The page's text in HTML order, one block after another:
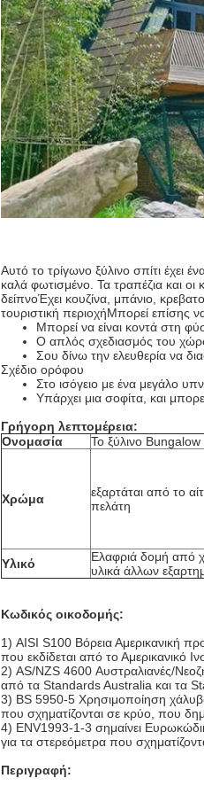
Αυτό το τρίγωνο ξύλινο σπίτι έχει
καλά φωτισμένο. Τα τραπέζια και οι
δείπνοΈχει κουζίνα, μπάνιο,
τουριστική περιοχήΜπορεί επίσης να
Μπορεί να είναι κοντά στη
Ο απλός σχεδιασμός του
Σου δίνω την ελευθερία να
Σχέδιο ορόφου
Στο ισόγειο με ένα μεγάλο
Υπάρχει μια σοφίτα, και
Γρήγορη λεπτομέρεια:
Ονομασία
Το ξύλινο
Χρώμα
εξαρτάται από το
πελάτη
Υλικό
Ελαφριά δομή από
υλικά άλλων
Κωδικός οικοδομής:
1) AISI S100 Βόρεια Αμερικανική
που εκδίδεται από το Αμερικανικό
2) AS/NZS 4600 Αυστραλιανές/
από τα Standards Australia και τα
3) BS 5950-5 Χρησιμοποίηση
που σχηματίζονται σε κρύο, που
4) ENV1993-1-3 σημαίνει
για τα στερεόμετρα που
Περιγραφή: